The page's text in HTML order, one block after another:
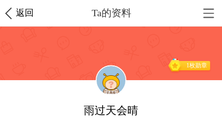
返回 Ta的资料
1枚勋章
雨过天会晴